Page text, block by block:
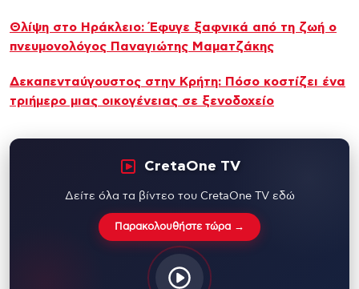
Θλίψη στο Ηράκλειο: Έφυγε ξαφνικά από τη ζωή ο
πνευμονολόγος Παναγιώτης Μαματζάκης
Δεκαπενταύγουστος στην Κρήτη: Πόσο κοστίζει ένα
τριήμερο μιας οικογένειας σε ξενοδοχείο
CretaOne TV
Δείτε όλα τα βίντεο του CretaOne TV εδώ
Παρακολουθήστε τώρα →